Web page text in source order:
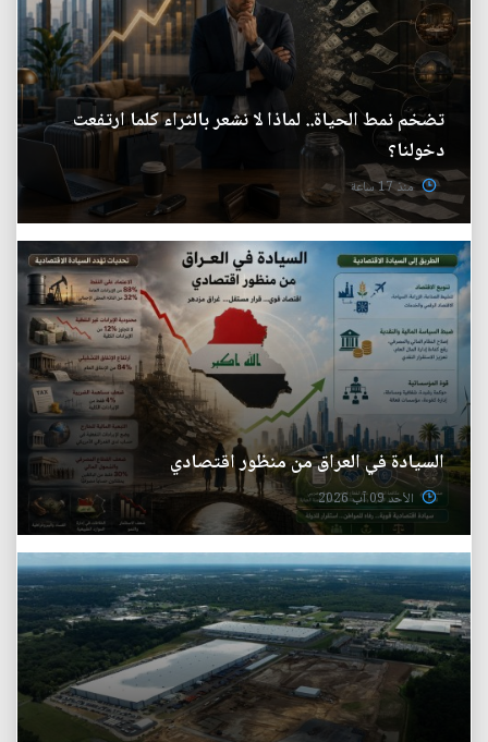
تضخم نمط الحياة.. لماذا لا نشعر بالثراء كلما ارتفعت
دخولنا؟
منذ 17 ساعة
السيادة في العراق من منظور اقتصادي
الأحد 09 آب 2026